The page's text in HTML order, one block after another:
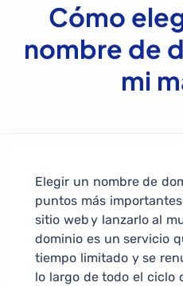
Cómo
nombre de
mi
Elegir un nombre de
puntos más
sitio web y lanzarlo al
dominio es un servicio
tiempo limitado y se
lo largo de todo el ciclo